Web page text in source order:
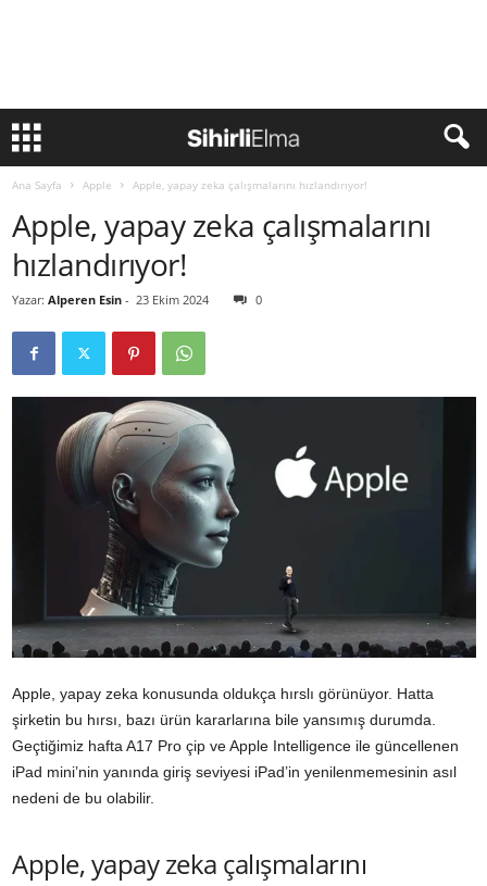
Ana Sayfa Apple Apple, yapay zeka çalışmalarını hızlandırıyor!
Apple, yapay zeka çalışmalarını
hızlandırıyor!
Yazar: Alperen Esin - 23 Ekim 2024 0
Apple, yapay zeka konusunda oldukça hırslı görünüyor. Hatta
şirketin bu hırsı, bazı ürün kararlarına bile yansımış durumda.
Geçtiğimiz hafta A17 Pro çip ve Apple Intelligence ile güncellenen
iPad mini’nin yanında giriş seviyesi iPad’in yenilenmemesinin asıl
nedeni de bu olabilir.
Apple, yapay zeka çalışmalarını